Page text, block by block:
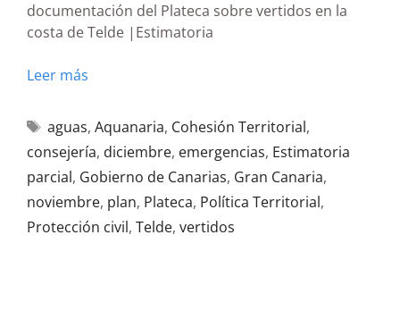
documentación del Plateca sobre vertidos en la
costa de Telde |Estimatoria
Leer más
aguas, Aquanaria, Cohesión Territorial,
consejería, diciembre, emergencias, Estimatoria
parcial, Gobierno de Canarias, Gran Canaria,
noviembre, plan, Plateca, Política Territorial,
Protección civil, Telde, vertidos